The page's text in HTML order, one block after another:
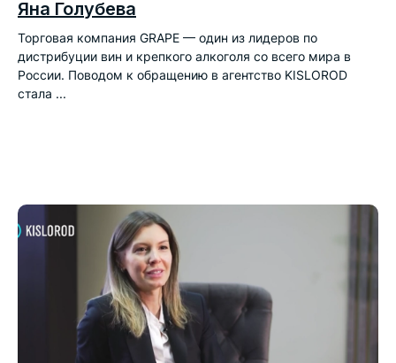
Яна Голубева
Торговая компания GRAPE — один из лидеров по
дистрибуции вин и крепкого алкоголя со всего мира в
России. Поводом к обращению в агентство KISLOROD
стала ...